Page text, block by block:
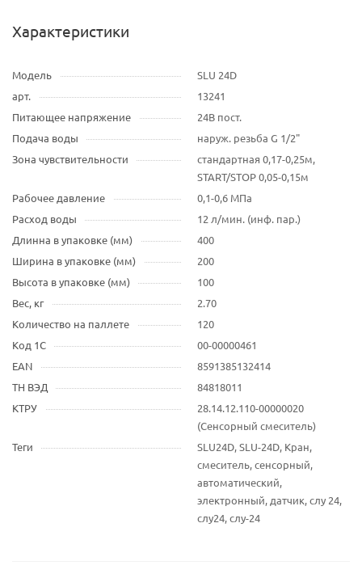
Характеристики
Модель
SLU 24D
арт.
13241
Питающее напряжение
24В пост.
Подача воды
наруж. резьба G 1/2"
Зона чувствительности
стандартная 0,17-0,25м,
START/STOP 0,05-0,15м
Рабочее давление
0,1-0,6 МПа
Расход воды
12 л/мин. (инф. пар.)
Длинна в упаковке (мм)
400
Ширина в упаковке (мм)
200
Высота в упаковке (мм)
100
Вес, кг
2.70
Количество на паллете
120
Код 1С
00-00000461
EAN
8591385132414
ТН ВЭД
84818011
КТРУ
28.14.12.110-00000020
(Сенсорный смеситель)
Теги
SLU24D, SLU-24D, Кран,
смеситель, сенсорный,
автоматический,
электронный, датчик, слу 24,
слу24, слу-24